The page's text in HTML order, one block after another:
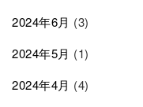
2024年6月 (3)
2024年5月 (1)
2024年4月 (4)